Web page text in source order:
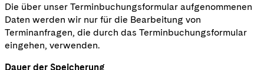
Die über unser Terminbuchungsformular aufgenommenen
Daten werden wir nur für die Bearbeitung von
Terminanfragen, die durch das Terminbuchungsformular
eingehen, verwenden.
Dauer der Speicherung